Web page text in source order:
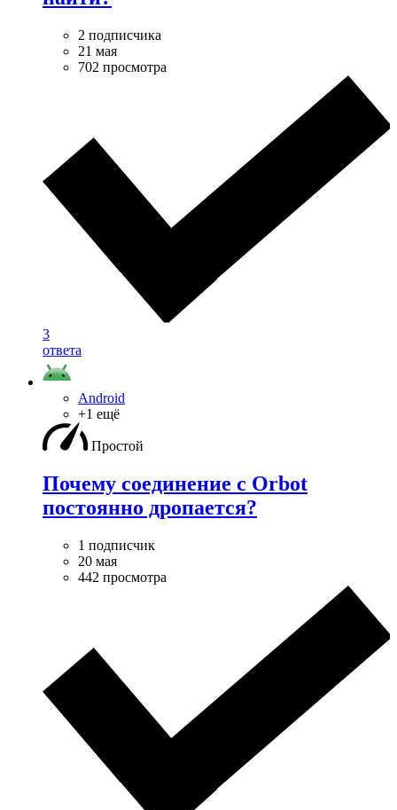
2 подписчика
21 мая
702 просмотра
3
ответа
Android
+1 ещё
Простой
Почему соединение с Orbot
постоянно дропается?
1 подписчик
20 мая
442 просмотра